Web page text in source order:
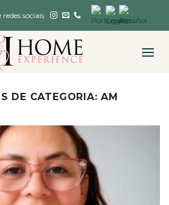
sociais
DE CATEGORIA:AM